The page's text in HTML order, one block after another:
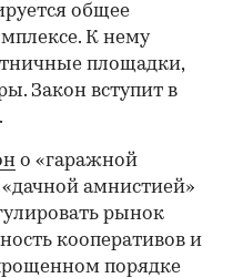
общее
К нему
площадки,
Закон вступит в
о «гаражной
амнистией»
рынок
кооперативов и
порядке